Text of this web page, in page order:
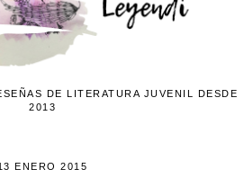
DE LITERATURA JUVENIL DESDE
2013
ENERO 2015